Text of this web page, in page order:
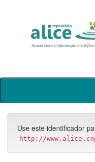
Skip
Use este identificador
http://